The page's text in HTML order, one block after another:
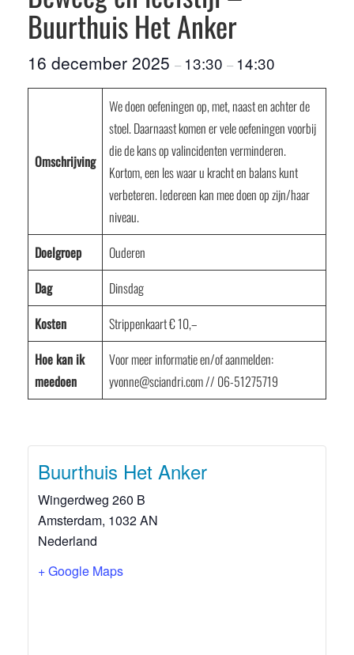
Buurthuis Het Anker
16 december 2025 – 13:30 – 14:30
Omschrijving
We doen oefeningen op, met, naast en achter de
stoel. Daarnaast komen er vele oefeningen voorbij
die de kans op valincidenten verminderen.
Kortom, een les waar u kracht en balans kunt
verbeteren. Iedereen kan mee doen op zijn/haar
niveau.
Doelgroep
Ouderen
Dag
Dinsdag
Kosten
Strippenkaart € 10,–
Hoe kan ik
meedoen
Voor meer informatie en/of aanmelden:
yvonne@sciandri.com // 06-51275719
Buurthuis Het Anker
Wingerdweg 260 B
Amsterdam, 1032 AN
Nederland
+ Google Maps